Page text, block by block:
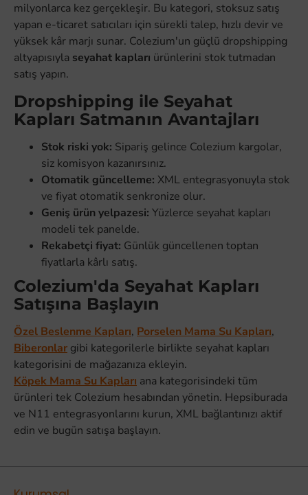
milyonlarca kez gerçekleşir. Bu kategori, stoksuz satış
yapan e-ticaret satıcıları için sürekli talep, hızlı devir ve
yüksek kâr marjı sunar. Colezium'un güçlü dropshipping
altyapısıyla seyahat kapları ürünlerini stok tutmadan
satış yapın.
Dropshipping ile Seyahat
Kapları Satmanın Avantajları
Stok riski yok: Sipariş gelince Colezium kargolar,
siz komisyon kazanırsınız.
Otomatik güncelleme: XML entegrasyonuyla stok
ve fiyat otomatik senkronize olur.
Geniş ürün yelpazesi: Yüzlerce seyahat kapları
modeli tek panelde.
Rekabetçi fiyat: Günlük güncellenen toptan
fiyatlarla kârlı satış.
Colezium'da Seyahat Kapları
Satışına Başlayın
Özel Beslenme Kapları, Porselen Mama Su Kapları,
Biberonlar gibi kategorilerle birlikte seyahat kapları
kategorisini de mağazanıza ekleyin.
Köpek Mama Su Kapları ana kategorisindeki tüm
ürünleri tek Colezium hesabından yönetin. Hepsiburada
ve N11 entegrasyonlarını kurun, XML bağlantınızı aktif
edin ve bugün satışa başlayın.